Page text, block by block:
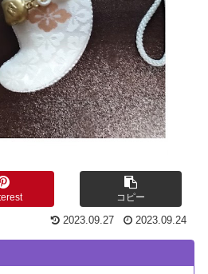
コピー
2023.09.27 2023.09.24